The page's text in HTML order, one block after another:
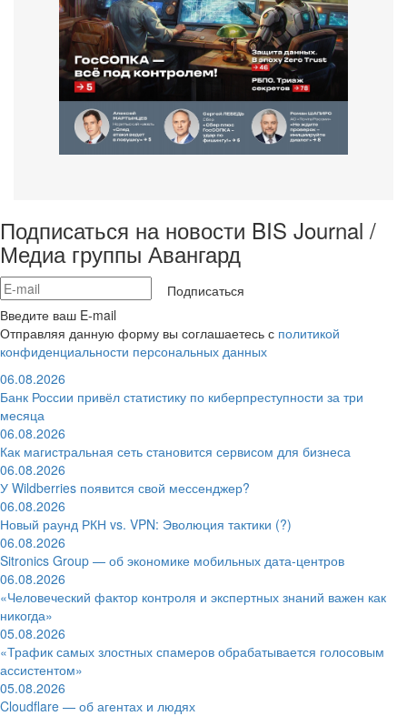
Подписаться на новости BIS Journal /
Медиа группы Авангард
Подписаться
Введите ваш E-mail
Отправляя данную форму вы соглашаетесь с политикой
конфиденциальности персональных данных
06.08.2026
Банк России привёл статистику по киберпреступности за три
месяца
06.08.2026
Как магистральная сеть становится сервисом для бизнеса
06.08.2026
У Wildberries появится свой мессенджер?
06.08.2026
Новый раунд РКН vs. VPN: Эволюция тактики (?)
06.08.2026
Sitronics Group — об экономике мобильных дата-центров
06.08.2026
«Человеческий фактор контроля и экспертных знаний важен как
никогда»
05.08.2026
«Трафик самых злостных спамеров обрабатывается голосовым
ассистентом»
05.08.2026
Cloudflare — об агентах и людях